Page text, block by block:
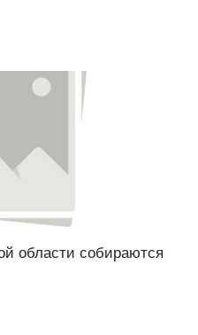
области собираются